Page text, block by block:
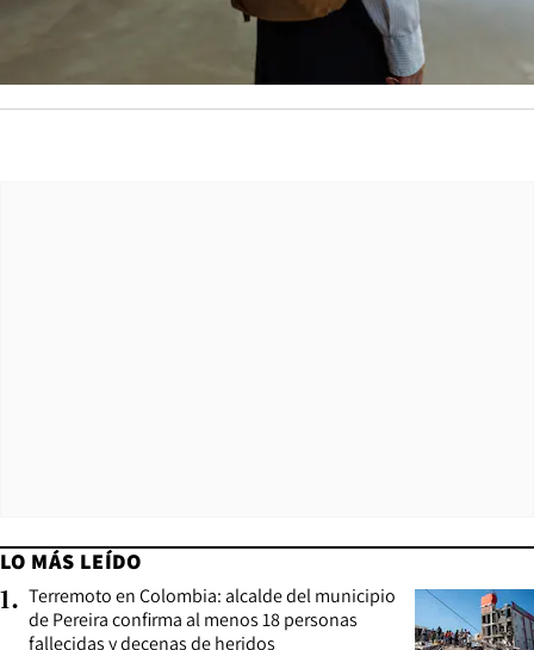
LO MÁS LEÍDO
1. Terremoto en Colombia: alcalde del municipio
de Pereira confirma al menos 18 personas
fallecidas y decenas de heridos